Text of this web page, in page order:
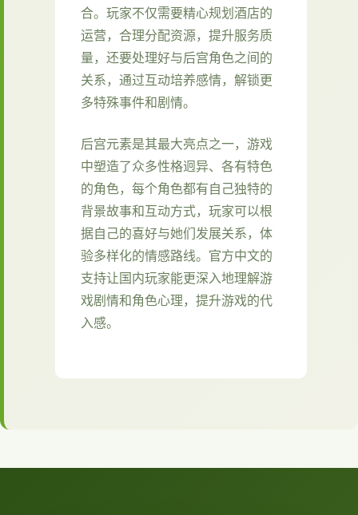
合。玩家不仅需要精心规划酒店的
运营，合理分配资源，提升服务质
量，还要处理好与后宫角色之间的
关系，通过互动培养感情，解锁更
多特殊事件和剧情。
后宫元素是其最大亮点之一，游戏
中塑造了众多性格迥异、各有特色
的角色，每个角色都有自己独特的
背景故事和互动方式，玩家可以根
据自己的喜好与她们发展关系，体
验多样化的情感路线。官方中文的
支持让国内玩家能更深入地理解游
戏剧情和角色心理，提升游戏的代
入感。